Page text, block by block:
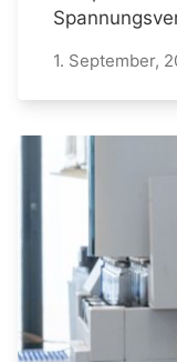
1. September,